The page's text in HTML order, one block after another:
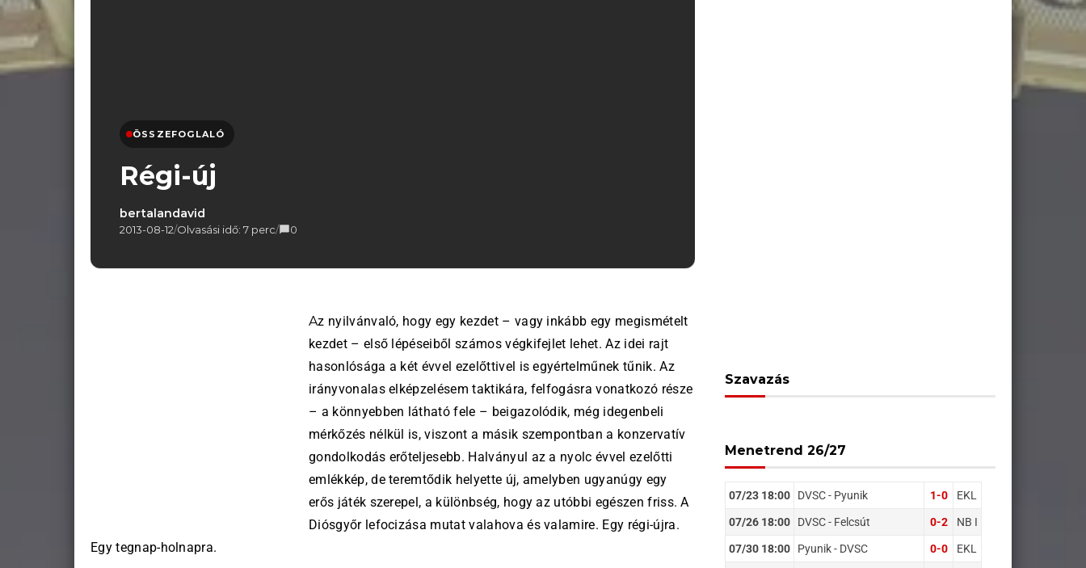
ÖSSZEFOGLALÓ
Régi-új
bertalandavid
2013-08-12/Olvasási idő: 7 perc/ 0
Az nyilvánvaló, hogy egy kezdet – vagy inkább egy megismételt
kezdet – első lépéseiből számos végkifejlet lehet. Az idei rajt
hasonlósága a két évvel ezelőttivel is egyértelműnek tűnik. Az
irányvonalas elképzelésem taktikára, felfogásra vonatkozó része
– a könnyebben látható fele – beigazolódik, még idegenbeli
mérkőzés nélkül is, viszont a másik szempontban a konzervatív
gondolkodás erőteljesebb. Halványul az a nyolc évvel ezelőtti
emlékkép, de teremtődik helyette új, amelyben ugyanúgy egy
erős játék szerepel, a különbség, hogy az utóbbi egészen friss. A
Diósgyőr lefocizása mutat valahova és valamire. Egy régi-újra.
Egy tegnap-holnapra.
Szavazás
Menetrend 26/27
07/23 18:00 DVSC - Pyunik 1-0 EKL
07/26 18:00 DVSC - Felcsút 0-2 NB I
07/30 18:00 Pyunik - DVSC 0-0 EKL